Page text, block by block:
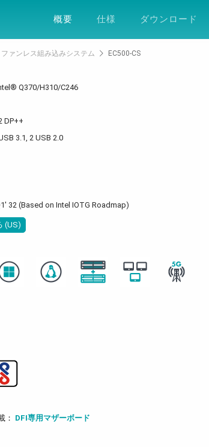
ソリューション サポート
概要 仕様 ダウンロード
ファンレス組み込みシステム EC500-CS
Q370/H310/C246
DP++
3.1, 2 USB 2.0
32 (Based on Intel IOTG Roadmap)
(US)
： DFI専用マザーボード